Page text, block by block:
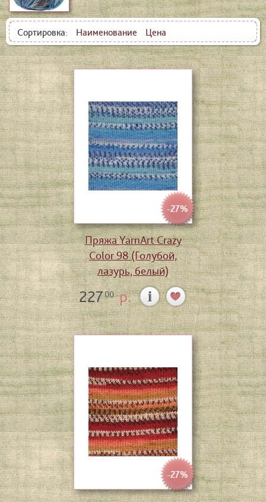
Сортировка: Наименование Цена
-27%
Пряжа YarnArt Crazy
Color 98 (Голубой,
лазурь, белый)
22700р.
-27%